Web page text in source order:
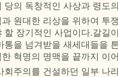
당의 독창적인 사상과 령도
원대한 리상을 위하여 투
할 장기적인 사업이다.갈길
통을 넘겨받을 새세대들을
혁명의 명맥을 끝까지 이
회주의를 건설하던 일부 나